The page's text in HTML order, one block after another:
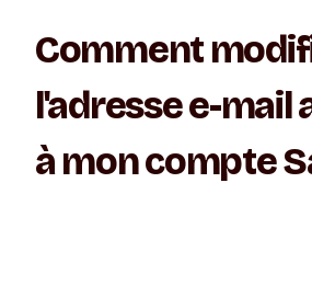
Comment
l'adresse e-mail
à mon compte